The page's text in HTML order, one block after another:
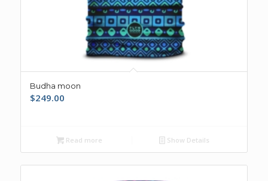
Budha moon
$249.00
Read more Show Details